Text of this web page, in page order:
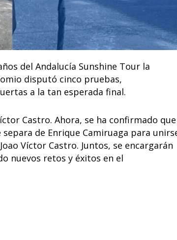
del Andalucía Sunshine Tour la
disputó cinco pruebas,
a la tan esperada final.
Castro. Ahora, se ha confirmado que
de Enrique Camiruaga para
Víctor Castro. Juntos, se encargarán
nuevos retos y éxitos en el